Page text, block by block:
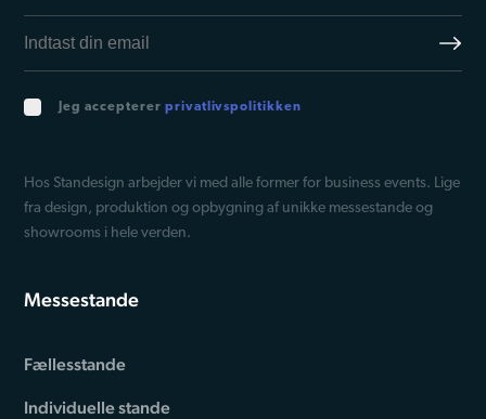
Jeg accepterer privatlivspolitikken
Hos Standesign arbejder vi med alle former for business events. Lige
fra design, produktion og opbygning af unikke messestande og
showrooms i hele verden.
Messestande
Fællesstande
Individuelle stande